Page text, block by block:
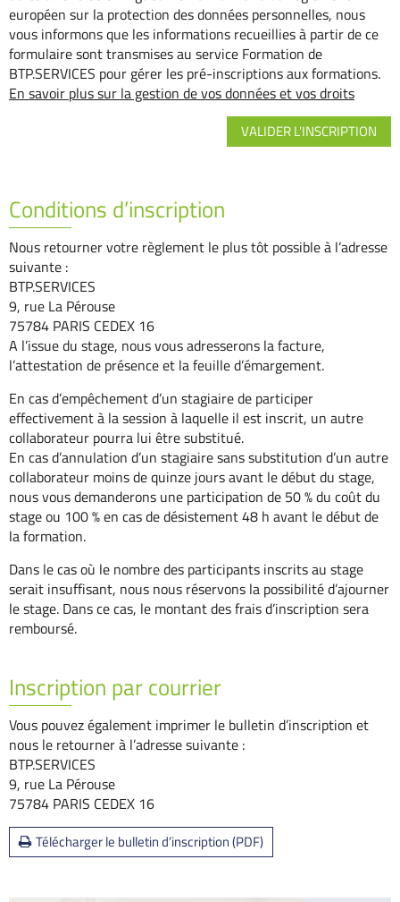
européen sur la protection des données personnelles, nous
vous informons que les informations recueillies à partir de ce
formulaire sont transmises au service Formation de
BTP.SERVICES pour gérer les pré-inscriptions aux formations.
En savoir plus sur la gestion de vos données et vos droits
Conditions d’inscription
Nous retourner votre règlement le plus tôt possible à l’adresse
suivante :
BTP.SERVICES
9, rue La Pérouse
75784 PARIS CEDEX 16
A l’issue du stage, nous vous adresserons la facture,
l’attestation de présence et la feuille d’émargement.
En cas d’empêchement d’un stagiaire de participer
effectivement à la session à laquelle il est inscrit, un autre
collaborateur pourra lui être substitué.
En cas d’annulation d’un stagiaire sans substitution d’un autre
collaborateur moins de quinze jours avant le début du stage,
nous vous demanderons une participation de 50 % du coût du
stage ou 100 % en cas de désistement 48 h avant le début de
la formation.
Dans le cas où le nombre des participants inscrits au stage
serait insuffisant, nous nous réservons la possibilité d’ajourner
le stage. Dans ce cas, le montant des frais d’inscription sera
remboursé.
Inscription par courrier
Vous pouvez également imprimer le bulletin d’inscription et
nous le retourner à l’adresse suivante :
BTP.SERVICES
9, rue La Pérouse
75784 PARIS CEDEX 16
Télécharger le bulletin d’inscription (PDF)